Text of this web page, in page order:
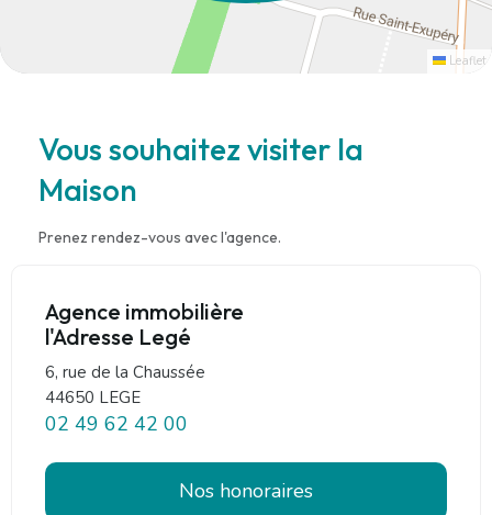
Leaflet
Vous souhaitez visiter la
Maison
Prenez rendez-vous avec l'agence.
Agence immobilière
l'Adresse Legé
6, rue de la Chaussée
44650 LEGE
02 49 62 42 00
Nos honoraires